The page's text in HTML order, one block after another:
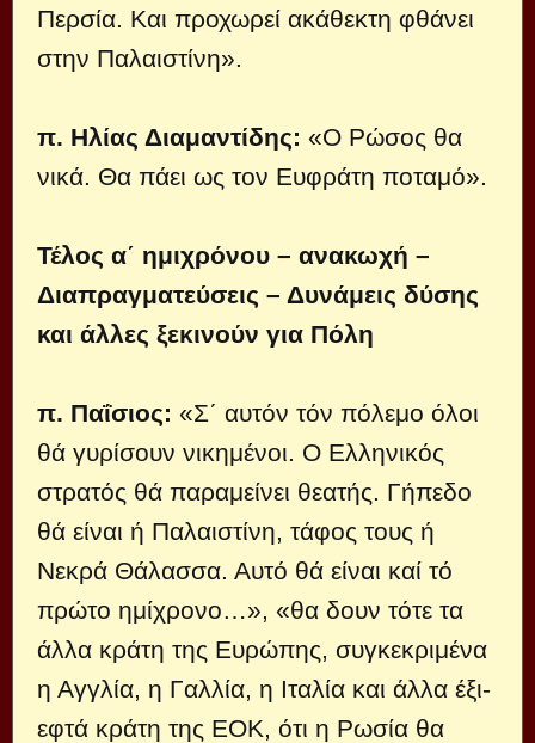
Περσία. Και προχωρεί ακάθεκτη φθάνει
στην Παλαιστίνη».
π. Ηλίας Διαμαντίδης: «Ο Ρώσος θα
νικά. Θα πάει ως τον Ευφράτη ποταμό».
Τέλος α΄ ημιχρόνου – ανακωχή –
Διαπραγματεύσεις – Δυνάμεις δύσης
και άλλες ξεκινούν για Πόλη
π. Παΐσιος: «Σ΄ αυτόν τόν πόλεμο όλοι
θά γυρίσουν νικημένοι. Ο Ελληνικός
στρατός θά παραμείνει θεατής. Γήπεδο
θά είναι ή Παλαιστίνη, τάφος τους ή
Νεκρά Θάλασσα. Αυτό θά είναι καί τό
πρώτο ημίχρονο…», «θα δουν τότε τα
άλλα κράτη της Ευρώπης, συγκεκριμένα
η Αγγλία, η Γαλλία, η Ιταλία και άλλα έξι-
εφτά κράτη της ΕΟΚ, ότι η Ρωσία θα